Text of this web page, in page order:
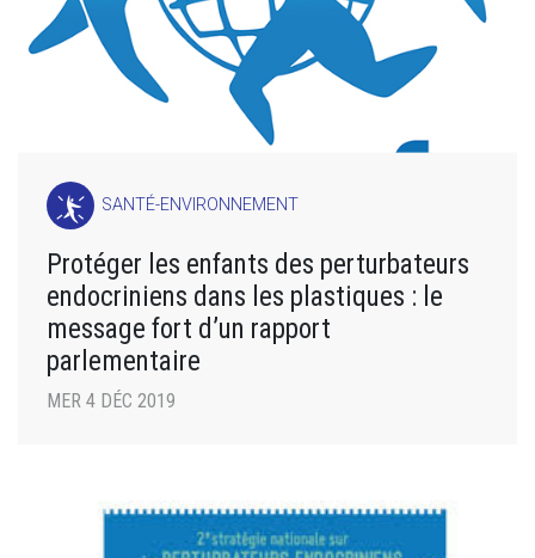
SANTÉ-ENVIRONNEMENT
Protéger les enfants des perturbateurs
endocriniens dans les plastiques : le
message fort d’un rapport
parlementaire
MER 4 DÉC 2019